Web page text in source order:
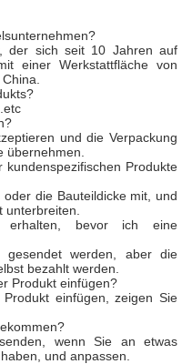
der sich seit 10 Jahren auf
einer Werkstattfläche von
und die Verpackung
übernehmen.
Produkte
die Bauteildicke mit, und
bevor ich eine
werden, aber die
bezahlt werden.
Produkt einfügen?
einfügen, zeigen Sie
wenn Sie an etwas
und anpassen.